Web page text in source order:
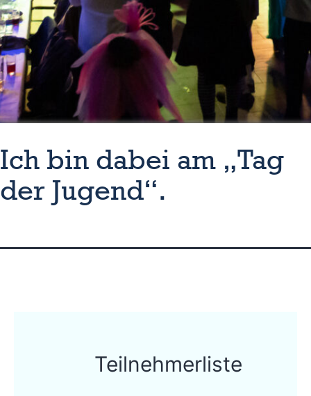
Ich bin dabei am „Tag
der Jugend“.
Teilnehmerliste